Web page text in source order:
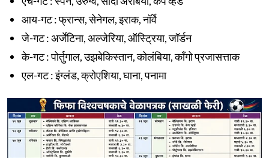
आय-गट : फ्रान्स, सेनेगल, इराक, नॉर्वे
जे-गट : अर्जेंटिना, अल्जेरिया, ऑस्ट्रिया, जॉर्डन
के-गट : पोर्तुगाल, उझबेकिस्तान, कोलंबिया, काँगो प्रजासत्ताक
एल-गट : इंग्लंड, क्रोएशिया, घाना, पनामा